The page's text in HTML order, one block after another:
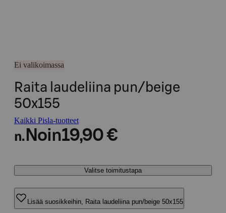
Ei valikoimassa
Raita laudeliina pun/beige
50x155
Kaikki Pisla-tuotteet
n. Noin19,90 €
Valitse toimitustapa
Lisää suosikkeihin, Raita laudeliina pun/beige 50x155